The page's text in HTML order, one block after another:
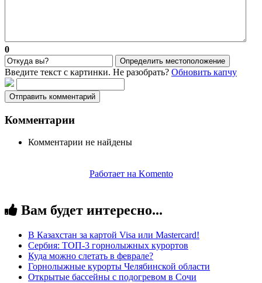
0
Определить местоположение
Введите текст с картинки. Не разобрать? Обновить капчу
Отправить комментарий
Комментарии
Комментарии не найдены
Работает на Komento
Вам будет интересно...
В Казахстан за картой Visa или Masterсard!
Сербия: ТОП-3 горнолыжных курортов
Куда можно слетать в феврале?
Горнолыжные курорты Челябинской области
Открытые бассейны с подогревом в Сочи